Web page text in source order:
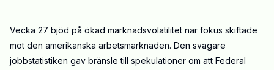
Vecka 27 bjöd på ökad marknadsvolatilitet när fokus skiftade
mot den amerikanska arbetsmarknaden. Den svagare
jobbstatistiken gav bränsle till spekulationer om att Federal